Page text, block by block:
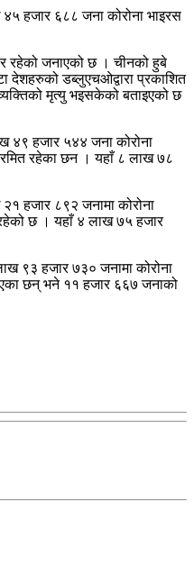
हजार ६८८ जना कोरोना भाइरस
रहेको जनाएको छ । चीनको हुबे
देशहरुको डब्लुएचओद्वारा प्रकाशित
मृत्यु भइसकेको बताइएको छ
४९ हजार ५४४ जना कोरोना
रहेका छन । यहाँ ८ लाख ७८
हजार ८९२ जनामा कोरोना
छ । यहाँ ४ लाख ७५ हजार
९३ हजार ७३० जनामा कोरोना
छन् भने ११ हजार ६६७ जनाको